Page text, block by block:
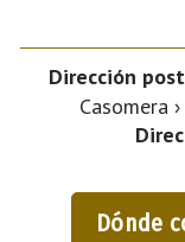
Dirección
Casomera
Dónde